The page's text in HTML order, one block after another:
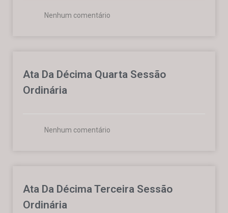
Nenhum comentário
Ata Da Décima Quarta Sessão
Ordinária
Nenhum comentário
Ata Da Décima Terceira Sessão
Ordinária